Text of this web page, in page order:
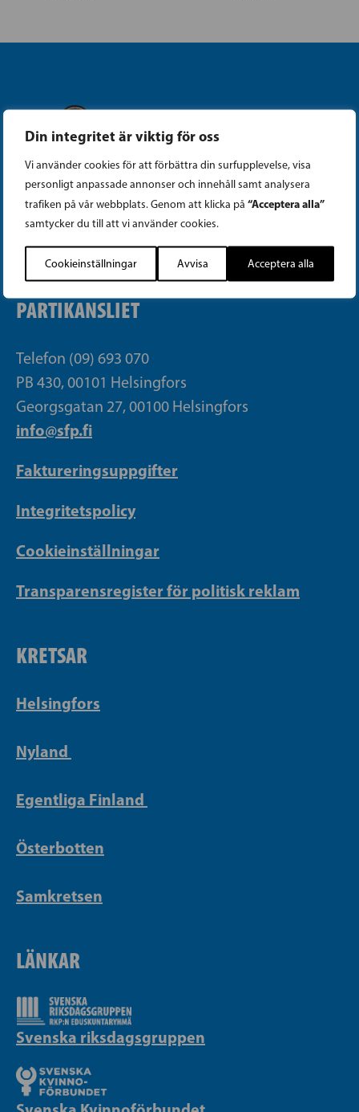
Din integritet är viktig för oss
Vi använder cookies för att förbättra din surfupplevelse, visa
personligt anpassade annonser och innehåll samt analysera
trafiken på vår webbplats. Genom att klicka på “Acceptera alla”
samtycker du till att vi använder cookies.
Cookieinställningar Avvisa Acceptera alla
Instagram
Facebook
Tiktok
PARTIKANSLIET
Telefon (09) 693 070
PB 430, 00101 Helsingfors
Georgsgatan 27, 00100 Helsingfors
info@sfp.fi
Faktureringsuppgifter
Integritetspolicy
Cookieinställningar
Transparensregister för politisk reklam
KRETSAR
Helsingfors
Nyland
Egentliga Finland
Österbotten
Samkretsen
LÄNKAR
Svenska riksdagsgruppen